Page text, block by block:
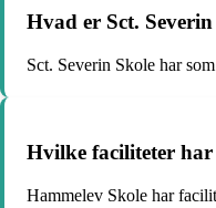
Hvad er Sct.
Sct. Severin Skole har
Hvilke faciliteter har
Hammelev Skole har